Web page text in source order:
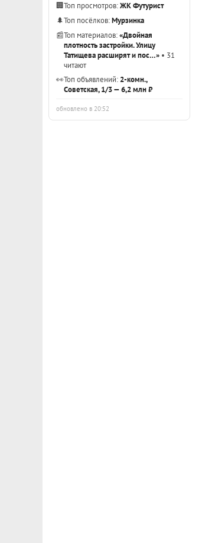
🏢Топ просмотров:ЖК Футурист
🌲Топ посёлков:Мурзинка
📰Топ материалов:«Двойная
плотность застройки. Улицу
Татищева расширят и пос…» • 31
читают
👀Топ объявлений: 2-комн.,
Советская, 1/3 — 6,2 млн ₽
обновлено в 20:52